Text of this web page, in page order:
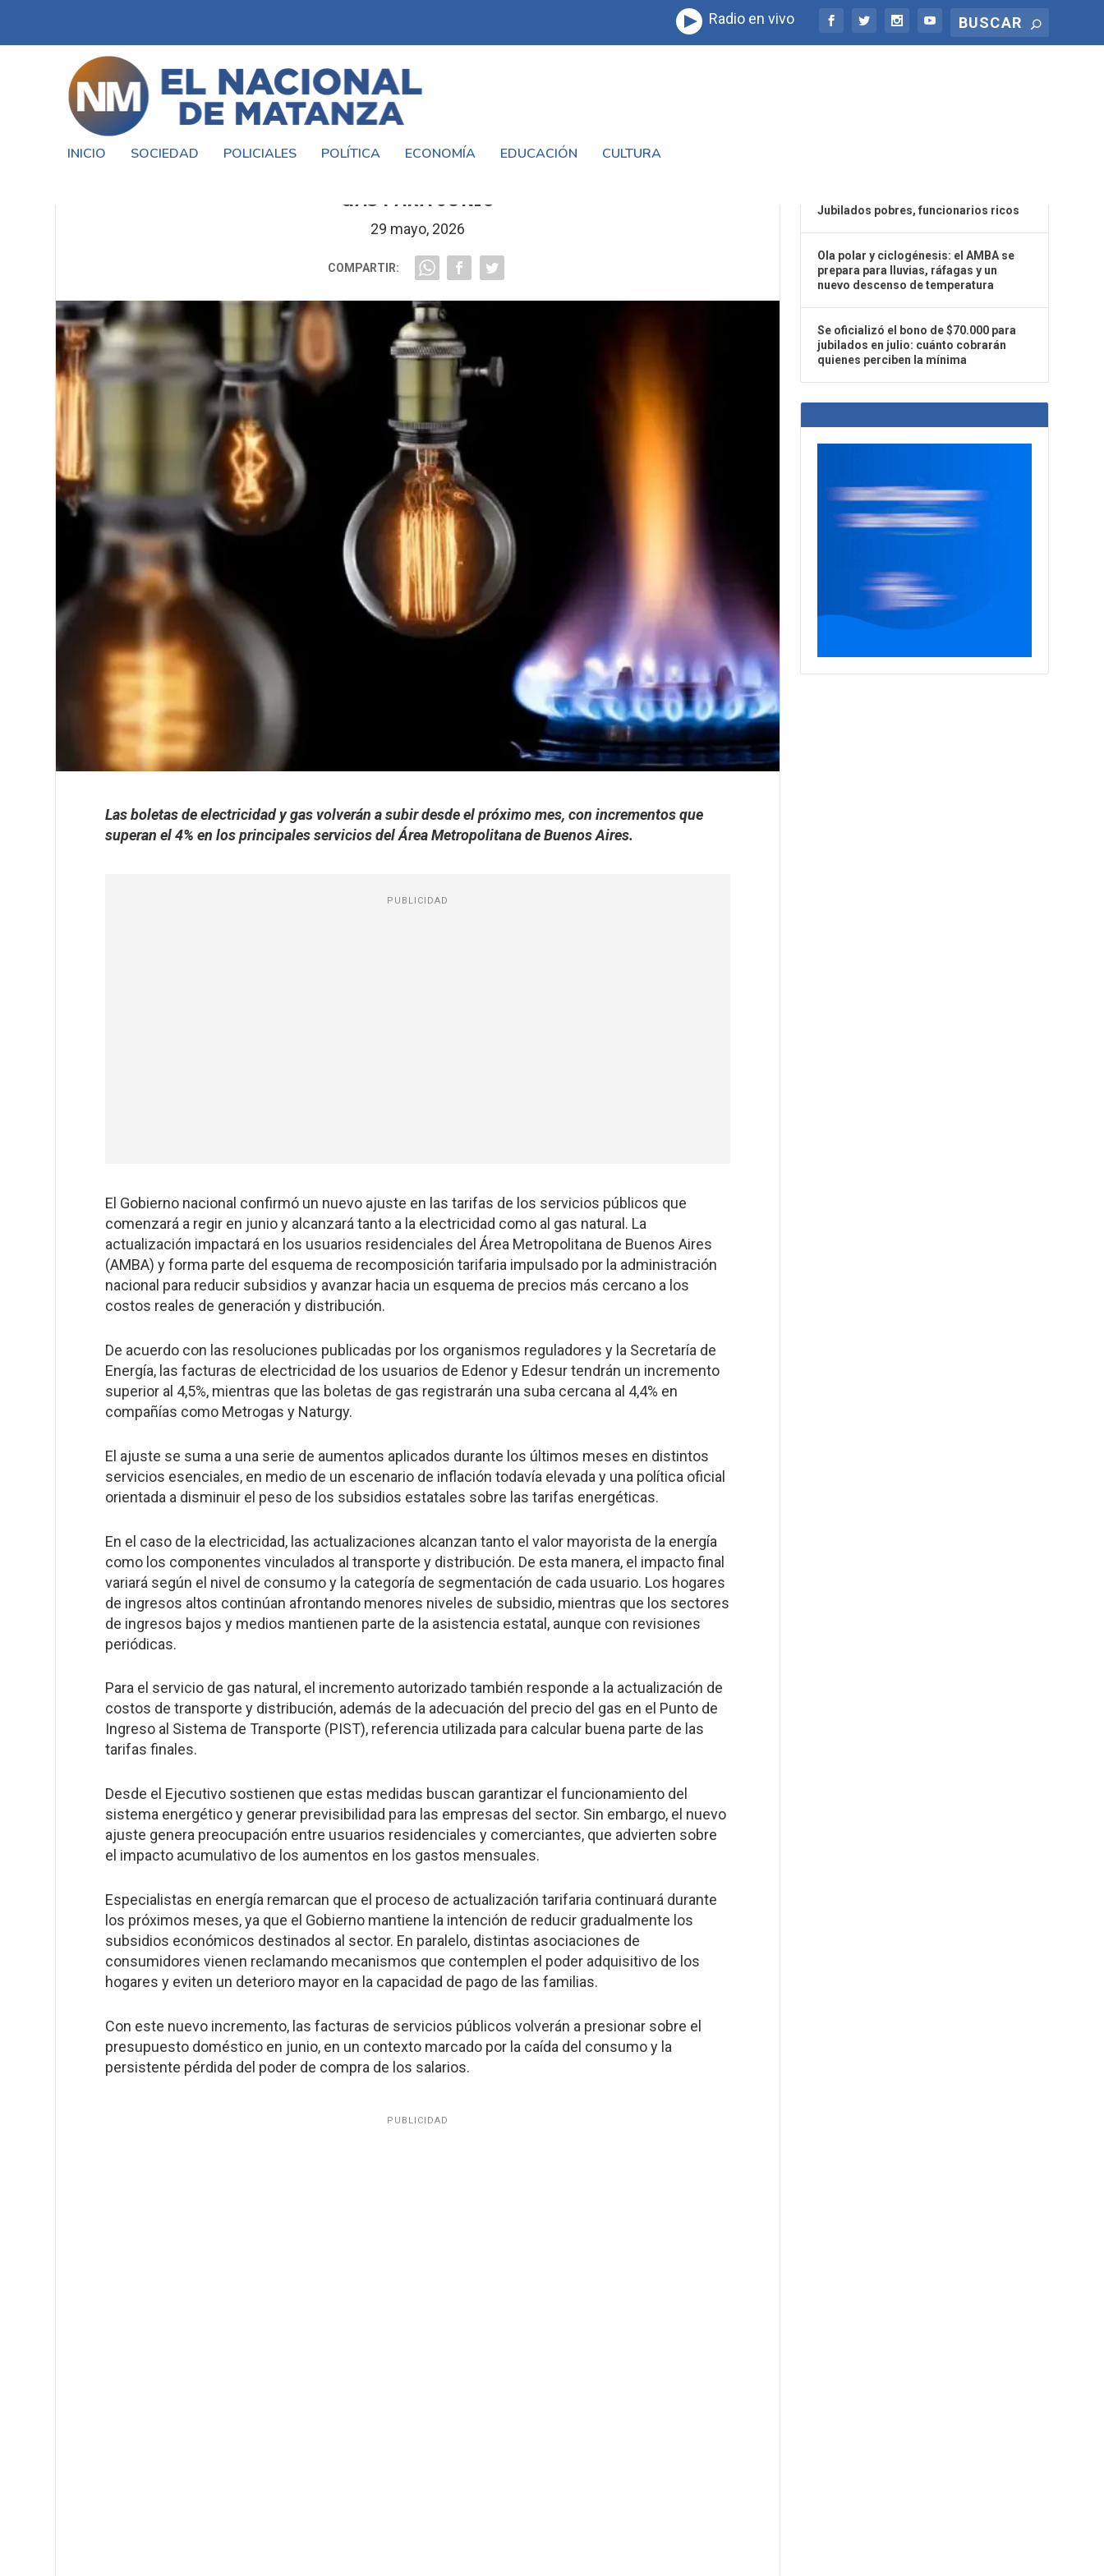
Radio en vivo
INICIO SOCIEDAD POLICIALES POLÍTICA ECONOMÍA EDUCACIÓN CULTURA
GAS PARA JUNIO
29 mayo, 2026
COMPARTIR:
Las boletas de electricidad y gas volverán a subir desde el próximo mes, con incrementos que
superan el 4% en los principales servicios del Área Metropolitana de Buenos Aires.
PUBLICIDAD
El Gobierno nacional confirmó un nuevo ajuste en las tarifas de los servicios públicos que
comenzará a regir en junio y alcanzará tanto a la electricidad como al gas natural. La
actualización impactará en los usuarios residenciales del Área Metropolitana de Buenos Aires
(AMBA) y forma parte del esquema de recomposición tarifaria impulsado por la administración
nacional para reducir subsidios y avanzar hacia un esquema de precios más cercano a los
costos reales de generación y distribución.
De acuerdo con las resoluciones publicadas por los organismos reguladores y la Secretaría de
Energía, las facturas de electricidad de los usuarios de Edenor y Edesur tendrán un incremento
superior al 4,5%, mientras que las boletas de gas registrarán una suba cercana al 4,4% en
compañías como Metrogas y Naturgy.
El ajuste se suma a una serie de aumentos aplicados durante los últimos meses en distintos
servicios esenciales, en medio de un escenario de inflación todavía elevada y una política oficial
orientada a disminuir el peso de los subsidios estatales sobre las tarifas energéticas.
En el caso de la electricidad, las actualizaciones alcanzan tanto el valor mayorista de la energía
como los componentes vinculados al transporte y distribución. De esta manera, el impacto final
variará según el nivel de consumo y la categoría de segmentación de cada usuario. Los hogares
de ingresos altos continúan afrontando menores niveles de subsidio, mientras que los sectores
de ingresos bajos y medios mantienen parte de la asistencia estatal, aunque con revisiones
periódicas.
Para el servicio de gas natural, el incremento autorizado también responde a la actualización de
costos de transporte y distribución, además de la adecuación del precio del gas en el Punto de
Ingreso al Sistema de Transporte (PIST), referencia utilizada para calcular buena parte de las
tarifas finales.
Desde el Ejecutivo sostienen que estas medidas buscan garantizar el funcionamiento del
sistema energético y generar previsibilidad para las empresas del sector. Sin embargo, el nuevo
ajuste genera preocupación entre usuarios residenciales y comerciantes, que advierten sobre
el impacto acumulativo de los aumentos en los gastos mensuales.
Especialistas en energía remarcan que el proceso de actualización tarifaria continuará durante
los próximos meses, ya que el Gobierno mantiene la intención de reducir gradualmente los
subsidios económicos destinados al sector. En paralelo, distintas asociaciones de
consumidores vienen reclamando mecanismos que contemplen el poder adquisitivo de los
hogares y eviten un deterioro mayor en la capacidad de pago de las familias.
Con este nuevo incremento, las facturas de servicios públicos volverán a presionar sobre el
presupuesto doméstico en junio, en un contexto marcado por la caída del consumo y la
persistente pérdida del poder de compra de los salarios.
PUBLICIDAD
Jubilados pobres, funcionarios ricos
Ola polar y ciclogénesis: el AMBA se
prepara para lluvias, ráfagas y un
nuevo descenso de temperatura
Se oficializó el bono de $70.000 para
jubilados en julio: cuánto cobrarán
quienes perciben la mínima